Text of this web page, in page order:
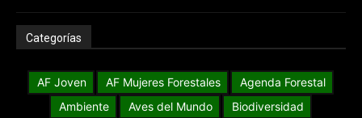
Categorías
AF Joven AF Mujeres Forestales
Agenda Forestal
Ambiente
Aves del Mundo
Biodiversidad